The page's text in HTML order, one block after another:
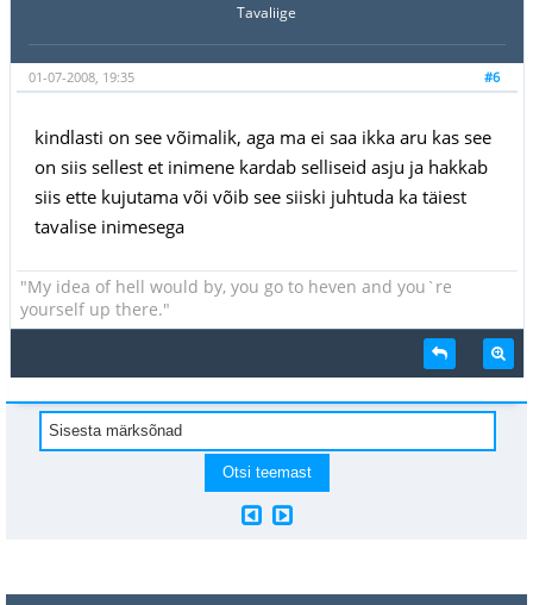
Tavaliige
#6
01-07-2008, 19:35
kindlasti on see võimalik, aga ma ei saa ikka aru kas see
on siis sellest et inimene kardab selliseid asju ja hakkab
siis ette kujutama või võib see siiski juhtuda ka täiest
tavalise inimesega
"My idea of hell would by, you go to heven and you`re
yourself up there."